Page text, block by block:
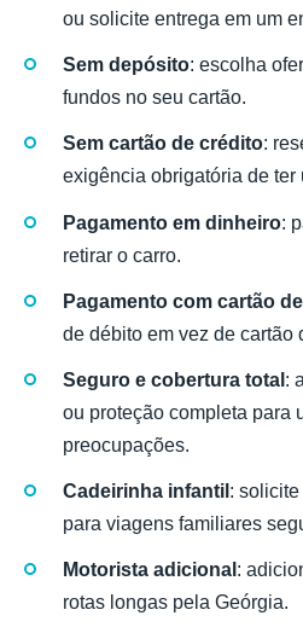
ou solicite entrega em um
Sem depósito: escolha
fundos no seu cartão.
Sem cartão de crédito:
exigência obrigatória de ter
Pagamento em dinheiro:
retirar o carro.
Pagamento com cartão
de débito em vez de cartão
Seguro e cobertura total :
ou proteção completa para
preocupações.
Cadeirinha infantil :
para viagens familiares
Motorista adicional :
rotas longas pela Geórgia.